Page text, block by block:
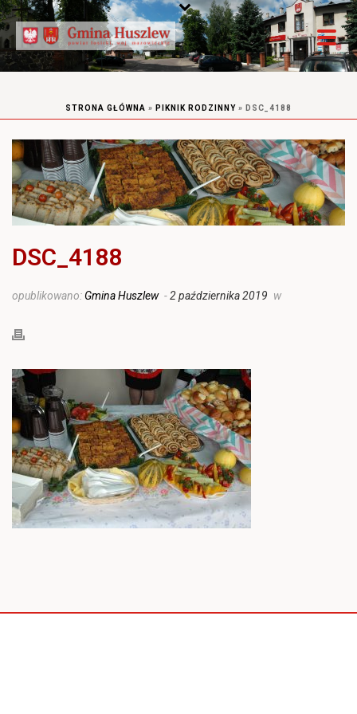
STRONA GŁÓWNA » PIKNIK RODZINNY » DSC_4188
DSC_4188
opublikowano: Gmina Huszlew -2 października 2019 w